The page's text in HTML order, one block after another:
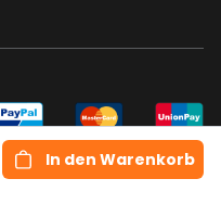
In den Warenkorb